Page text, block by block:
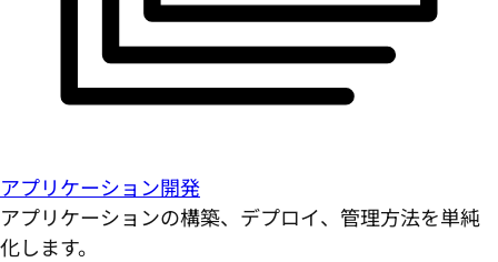
アプリケーション開発
アプリケーションの構築、デプロイ、管理方法を単純
化します。